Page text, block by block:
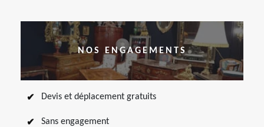
NOS ENGAGEMENTS
Devis et déplacement gratuits
Sans engagement